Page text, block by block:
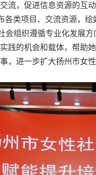
流，促进信息资源的互
各类项目、交流资源，
会组织遵循专业化发展
践的机会和载体，帮助
，进一步扩大扬州市女性